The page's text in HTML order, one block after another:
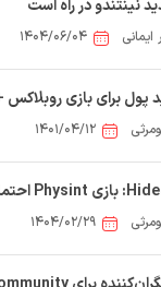
نینتندو در راه است
ایمانی ۱۴۰۴/۰۶/۰۴
پول برای بازی
۱۴۰۱/۰۴/۱۲
شد
۱۴۰۴/۰۲/۲۹